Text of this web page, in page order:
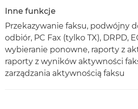
Inne funkcje
Przekazywanie faksu, podwójny
odbiór, PC Fax (tylko TX), DRPD,
wybieranie ponowne, raporty z
raporty z wyników aktywności
zarządzania aktywnością faksu